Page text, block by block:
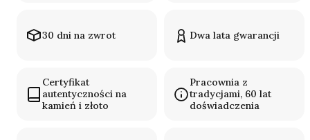
30 dni na zwrot Dwa lata gwarancji
Certyfikat
autentyczności na
kamień i złoto
Pracownia z
tradycjami, 60 lat
doświadczenia